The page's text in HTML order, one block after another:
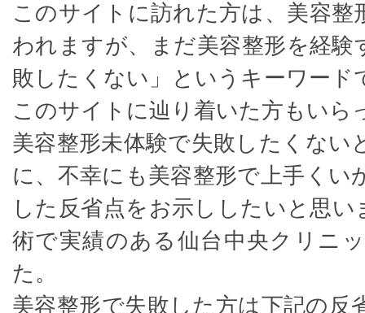
このサイトに訪れた方は、美容整
われますが、まだ美容整形を経験
敗したくない」というキーワード
このサイトに辿り着いた方もいら
美容整形未体験で失敗したくない
に、不幸にも美容整形で上手くい
した反省点をお示ししたいと思
術で実績のある仙台中央クリニ
た。
美容整形で失敗した方は下記の反